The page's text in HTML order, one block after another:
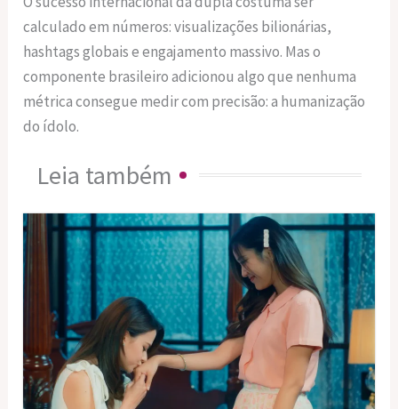
calculado em números: visualizações bilionárias,
hashtags globais e engajamento massivo. Mas o
componente brasileiro adicionou algo que nenhuma
métrica consegue medir com precisão: a humanização
do ídolo.
Leia também